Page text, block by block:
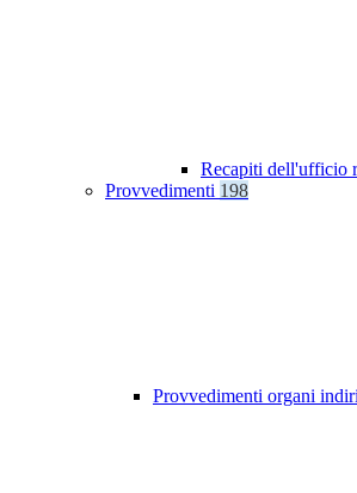
Recapiti dell'ufficio
Provvedimenti 198
Provvedimenti organi